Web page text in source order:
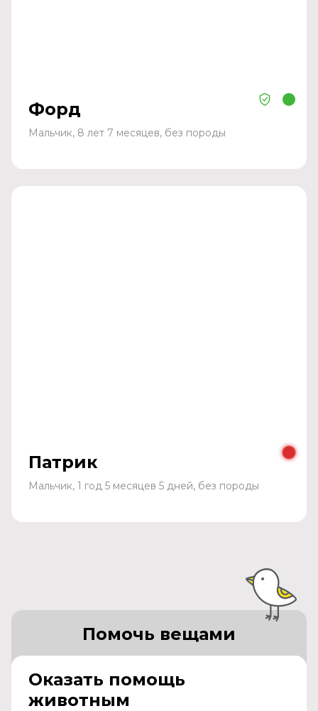
Форд
Мальчик, 8 лет 7 месяцев, без породы
Патрик
Мальчик, 1 год 5 месяцев 5 дней, без породы
Оказать помощь
животным
Помочь вещами